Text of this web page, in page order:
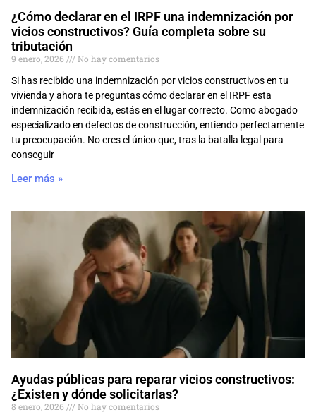
¿Cómo declarar en el IRPF una indemnización por
vicios constructivos? Guía completa sobre su
tributación
9 enero, 2026
No hay comentarios
Si has recibido una indemnización por vicios constructivos en tu
vivienda y ahora te preguntas cómo declarar en el IRPF esta
indemnización recibida, estás en el lugar correcto. Como abogado
especializado en defectos de construcción, entiendo perfectamente
tu preocupación. No eres el único que, tras la batalla legal para
conseguir
Leer más »
Ayudas públicas para reparar vicios constructivos:
¿Existen y dónde solicitarlas?
8 enero, 2026 No hay comentarios